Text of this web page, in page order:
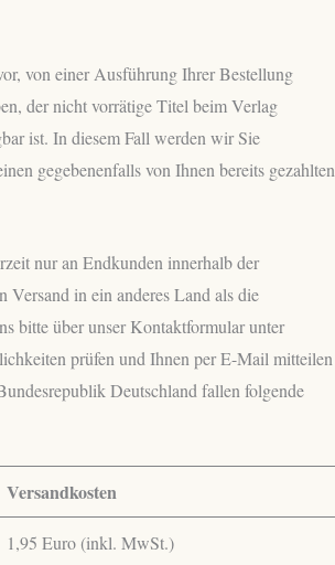
von einer Ausführung Ihrer Bestellung
der nicht vorrätige Titel beim Verlag
ist. In diesem Fall werden wir Sie
gegebenenfalls von Ihnen bereits gezahlten
nur an Endkunden innerhalb der
Versand in ein anderes Land als die
bitte über unser Kontaktformular unter
prüfen und Ihnen per E-Mail mitteilen
Deutschland fallen folgende
Versandkosten
1,95 Euro (inkl. MwSt.)